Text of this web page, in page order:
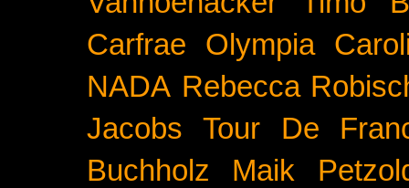
Carfrae
Olympia
NADA Rebecca
Jacobs
Tour De
Buchholz
Maik